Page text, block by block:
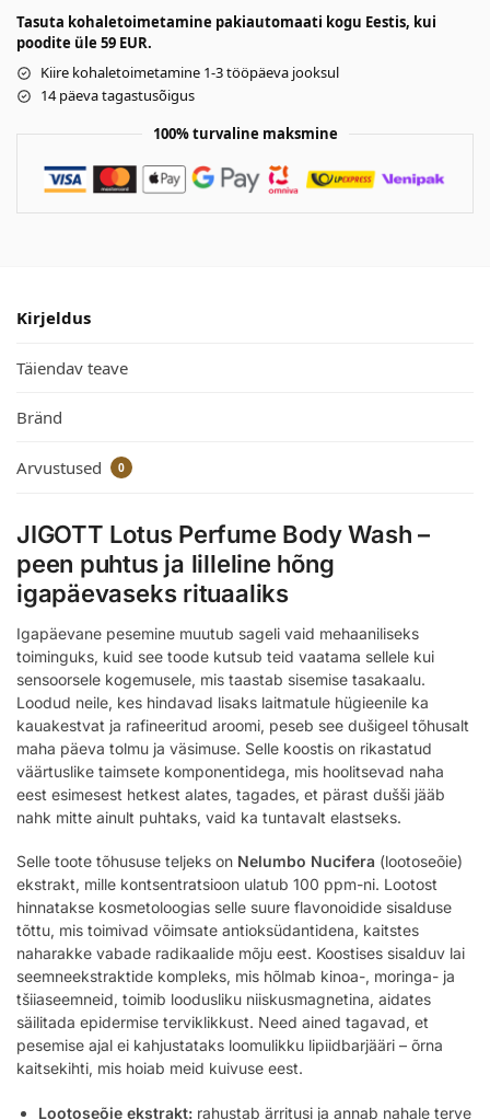
Tasuta kohaletoimetamine pakiautomaati kogu Eestis, kui
poodite üle 59 EUR.
Kiire kohaletoimetamine 1-3 tööpäeva jooksul
14 päeva tagastusõigus
100% turvaline maksmine
Kirjeldus
Täiendav teave
Bränd
Arvustused 0
JIGOTT Lotus Perfume Body Wash –
peen puhtus ja lilleline hõng
igapäevaseks rituaaliks
Igapäevane pesemine muutub sageli vaid mehaaniliseks
toiminguks, kuid see toode kutsub teid vaatama sellele kui
sensoorsele kogemusele, mis taastab sisemise tasakaalu.
Loodud neile, kes hindavad lisaks laitmatule hügieenile ka
kauakestvat ja rafineeritud aroomi, peseb see dušigeel tõhusalt
maha päeva tolmu ja väsimuse. Selle koostis on rikastatud
väärtuslike taimsete komponentidega, mis hoolitsevad naha
eest esimesest hetkest alates, tagades, et pärast dušši jääb
nahk mitte ainult puhtaks, vaid ka tuntavalt elastseks.
Selle toote tõhususe teljeks on Nelumbo Nucifera (lootoseõie)
ekstrakt, mille kontsentratsioon ulatub 100 ppm-ni. Lootost
hinnatakse kosmetoloogias selle suure flavonoidide sisalduse
tõttu, mis toimivad võimsate antioksüdantidena, kaitstes
naharakke vabade radikaalide mõju eest. Koostises sisalduv lai
seemneekstraktide kompleks, mis hõlmab kinoa-, moringa- ja
tšiiaseemneid, toimib loodusliku niiskusmagnetina, aidates
säilitada epidermise terviklikkust. Need ained tagavad, et
pesemise ajal ei kahjustataks loomulikku lipiidbarjääri – õrna
kaitsekihti, mis hoiab meid kuivuse eest.
Lootoseõie ekstrakt: rahustab ärritusi ja annab nahale terve